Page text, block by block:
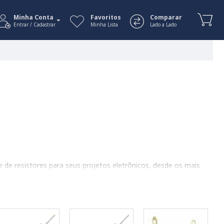
Minha Conta
Entrar / Cadastrar
Favoritos
Minha Lista
Comparar
Lado a Lado
resistores para seus projetos eletrônicos, desde os mais
Device) ePTH (Through-Hole Technology)